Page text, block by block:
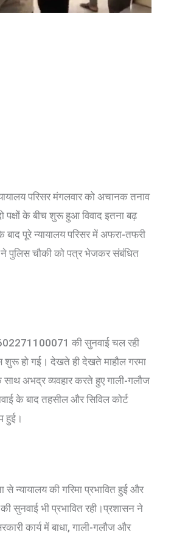
परिसर मंगलवार को अचानक तनाव
पक्षों के बीच शुरू हुआ विवाद इतना बढ़
पूरे न्यायालय परिसर में अफरा-तफरी
पुलिस चौकी को पत्र भेजकर संबंधित
की सुनवाई चल रही
शुरू हो गई। देखते ही देखते माहौल गरमा
अभद्र व्यवहार करते हुए गाली-गलौज
के बाद तहसील और सिविल कोर्ट
हुई।
न्यायालय की गरिमा प्रभावित हुई और
सुनवाई भी प्रभावित रही।प्रशासन ने
कार्य में बाधा, गाली-गलौज और